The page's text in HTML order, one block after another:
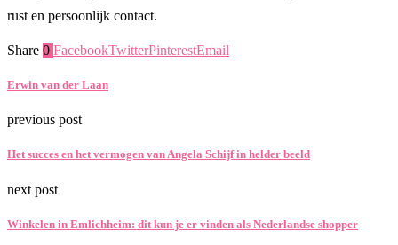
rust en persoonlijk contact.
Share 0 FacebookTwitterPinterestEmail
Erwin van der Laan
previous post
Het succes en het vermogen van Angela Schijf in helder beeld
next post
Winkelen in Emlichheim: dit kun je er vinden als Nederlandse shopper